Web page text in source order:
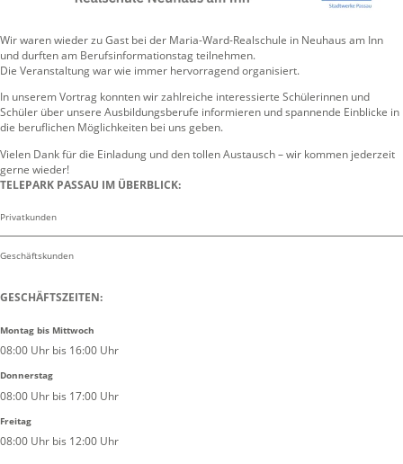
Wir waren wieder zu Gast bei der Maria-Ward-Realschule in Neuhaus am Inn
und durften am Berufsinformationstag teilnehmen.
Die Veranstaltung war wie immer hervorragend organisiert.
In unserem Vortrag konnten wir zahlreiche interessierte Schülerinnen und
Schüler über unsere Ausbildungsberufe informieren und spannende Einblicke in
die beruflichen Möglichkeiten bei uns geben.
Vielen Dank für die Einladung und den tollen Austausch – wir kommen jederzeit
gerne wieder!
TELEPARK PASSAU IM ÜBERBLICK:
Privatkunden
Geschäftskunden
GESCHÄFTSZEITEN:
Montag bis Mittwoch
08:00 Uhr bis 16:00 Uhr
Donnerstag
08:00 Uhr bis 17:00 Uhr
Freitag
08:00 Uhr bis 12:00 Uhr